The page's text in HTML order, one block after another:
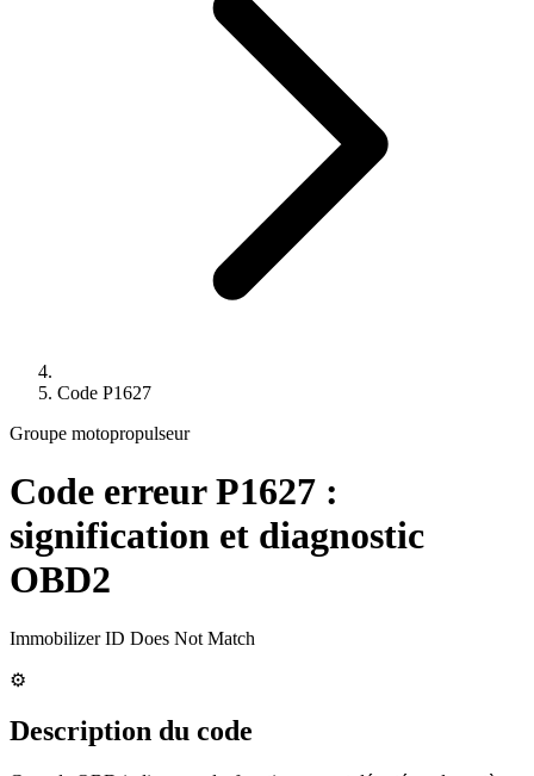
Code P1627
Groupe motopropulseur
Code erreurP1627 :
signification et diagnostic
OBD2
Immobilizer ID Does Not Match
⚙️
Description du code